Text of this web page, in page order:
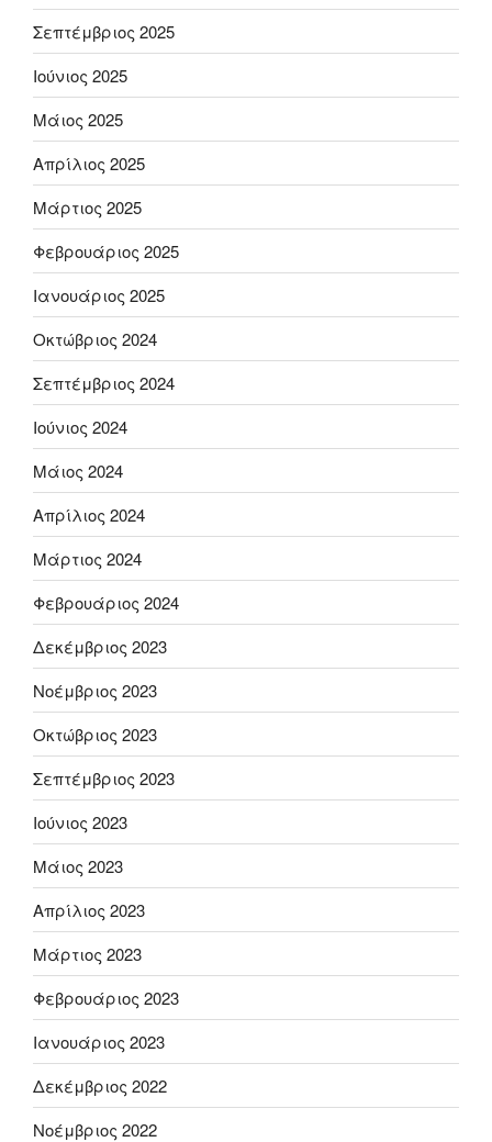
Σεπτέμβριος 2025
Ιούνιος 2025
Μάιος 2025
Απρίλιος 2025
Μάρτιος 2025
Φεβρουάριος 2025
Ιανουάριος 2025
Οκτώβριος 2024
Σεπτέμβριος 2024
Ιούνιος 2024
Μάιος 2024
Απρίλιος 2024
Μάρτιος 2024
Φεβρουάριος 2024
Δεκέμβριος 2023
Νοέμβριος 2023
Οκτώβριος 2023
Σεπτέμβριος 2023
Ιούνιος 2023
Μάιος 2023
Απρίλιος 2023
Μάρτιος 2023
Φεβρουάριος 2023
Ιανουάριος 2023
Δεκέμβριος 2022
Νοέμβριος 2022